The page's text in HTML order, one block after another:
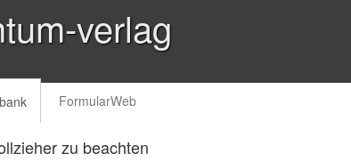
verlag
FormularWeb
zu beachten